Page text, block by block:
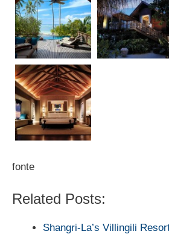
fonte
Related Posts:
Shangri-La’s Villingili